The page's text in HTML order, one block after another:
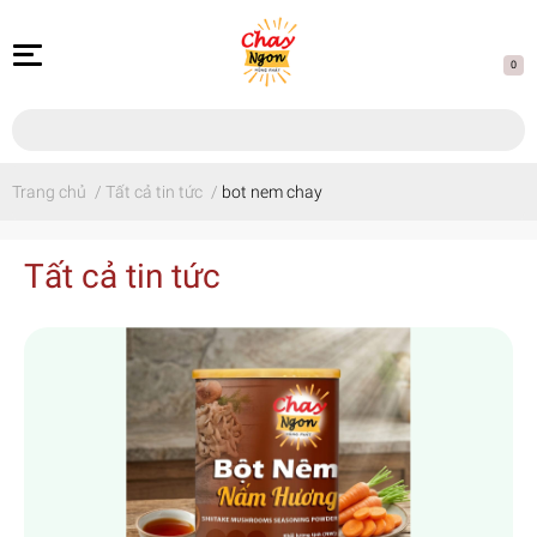
0
Trang chủ / Tất cả tin tức / bot nem chay
Tất cả tin tức